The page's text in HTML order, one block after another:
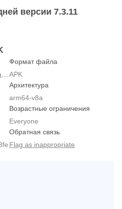
версии 7.3.11
Формат файла
APK
Архитектура
arm64-v8a
Возрастные ограничения
Everyone
Обратная связь
Flag as inappropriate